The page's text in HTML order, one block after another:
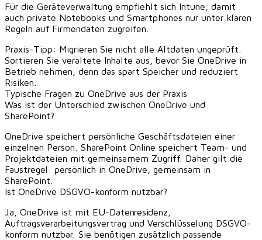
Für die Geräteverwaltung empfiehlt sich Intune , damit
auch private Notebooks und Smartphones nur unter klaren
Regeln auf Firmendaten zugreifen.
Praxis-Tipp: Migrieren Sie nicht alle Altdaten ungeprüft.
Sortieren Sie veraltete Inhalte aus, bevor Sie OneDrive in
Betrieb nehmen, denn das spart Speicher und reduziert
Risiken.
Typische Fragen zu OneDrive aus der Praxis
Was ist der Unterschied zwischen OneDrive und
SharePoint?
OneDrive speichert persönliche Geschäftsdateien einer
einzelnen Person. SharePoint Online speichert Team- und
Projektdateien mit gemeinsamem Zugriff. Daher gilt die
Faustregel: persönlich in OneDrive, gemeinsam in
SharePoint.
Ist OneDrive DSGVO-konform nutzbar?
Ja, OneDrive ist mit EU-Datenresidenz,
Auftragsverarbeitungsvertrag und Verschlüsselung DSGVO-
konform nutzbar. Sie benötigen zusätzlich passende